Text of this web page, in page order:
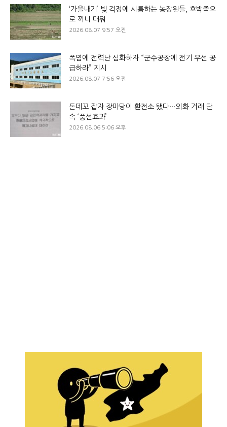
‘가을내기’ 빚 걱정에 시름하는 농장원들, 호박죽으
로 끼니 때워
2026.08.07 9:57 오전
폭염에 전력난 심화하자 “군수공장에 전기 우선 공
급하라” 지시
2026.08.07 7:56 오전
돈데꼬 잡자 장마당이 환전소 됐다…외화 거래 단
속 ‘풍선효과’
2026.08.06 5:06 오후